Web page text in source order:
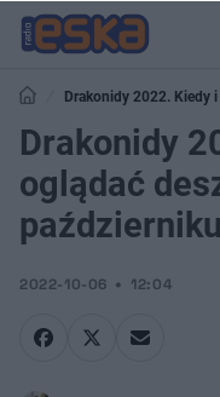
Drakonidy 2022. Kiedy
Drakonidy
oglądać
2022-10-06 12:04